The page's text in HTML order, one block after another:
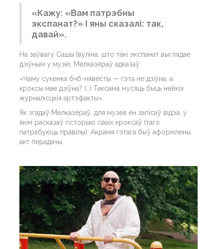
«Кажу: «Вам патрэбны
экспанат?» І яны сказалі: так,
давай».
На заўвагу Сашы Івуліна, што такі экспанат выглядае
дзіўным у музеі, Мелказёраў адказаў:
«Чаму сукенка бчб-нявесты — гэта не дзіўна, а
кроксы мае дзіўна? (…) Таксама мусяць быць нейкія
журналісцкія артэфакты».
Як згадаў Мелказёраў, для музея ён запісаў відэа, у
якім расказаў гісторыю сваіх кроксаў (таго
патрабуюць правілы). Акрамя гэтага быў аформлены
акт перадачы.